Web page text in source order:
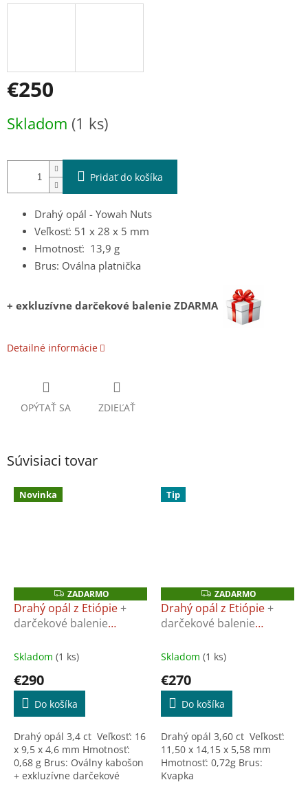
€250
cena:
Skladom (1 ks)
Pridať do košíka
Drahý opál - Yowah Nuts
Veľkosť: 51 x 28 x 5 mm
Hmotnosť: 13,9 g
Brus: Oválna platnička
+ exkluzívne darčekové balenie ZDARMA
Detailné informácie
OPÝTAŤ SA ZDIEĽAŤ
Súvisiaci tovar
Novinka
Z
A
D
A
O
ZADARMO
Drahý opál z Etiópie+
darčekové balenie
Skladom (1 ks)
€290
Do košíka
Drahý opál 3,4 ct Veľkosť: 16
x 9,5 x 4,6 mm Hmotnosť:
0,68 g Brus: Oválny kabošon
+ exkluzívne darčekové
Tip
Z
A
D
A
O
ZADARMO
Drahý opál z Etiópie+
darčekové balenie
Skladom (1 ks)
€270
Do košíka
Drahý opál 3,60 ct Veľkosť:
11,50 x 14,15 x 5,58 mm
Hmotnosť: 0,72g Brus:
Kvapka